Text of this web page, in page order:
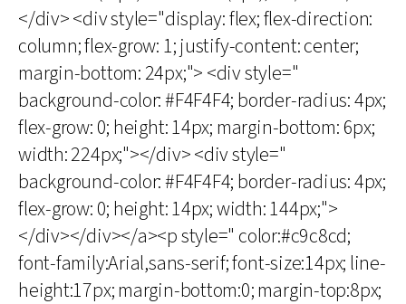
</div> <div style="display: flex; flex-direction:
column; flex-grow: 1; justify-content: center;
margin-bottom: 24px;"> <div style="
background-color: #F4F4F4; border-radius: 4px;
flex-grow: 0; height: 14px; margin-bottom: 6px;
width: 224px;"></div> <div style="
background-color: #F4F4F4; border-radius: 4px;
flex-grow: 0; height: 14px; width: 144px;">
</div></div></a><p style=" color:#c9c8cd;
font-family:Arial,sans-serif; font-size:14px; line-
height:17px; margin-bottom:0; margin-top:8px;